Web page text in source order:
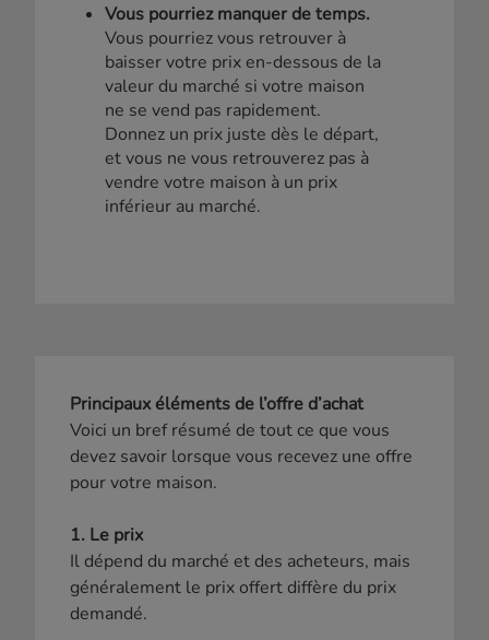
Vous pourriez manquer de temps.
Vous pourriez vous retrouver à
baisser votre prix en-dessous de la
valeur du marché si votre maison
ne se vend pas rapidement.
Donnez un prix juste dès le départ,
et vous ne vous retrouverez pas à
vendre votre maison à un prix
inférieur au marché.
Principaux éléments de l’offre d’achat
Voici un bref résumé de tout ce que vous
devez savoir lorsque vous recevez une offre
pour votre maison.
1. Le prix
Il dépend du marché et des acheteurs, mais
généralement le prix offert diffère du prix
demandé.